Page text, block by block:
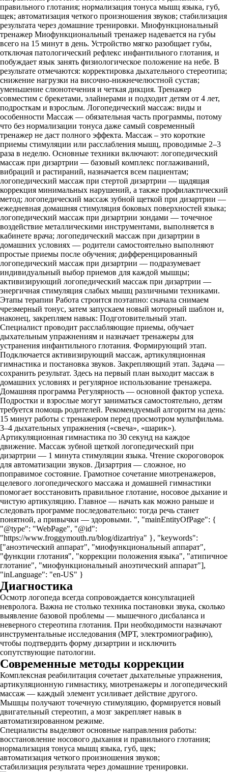
правильного глотания; нормализация тонуса мышц языка, губ,
щек; автоматизация четкого произношения звуков; стабилизация
результата через домашние тренировки. Миофункциональный
тренажер Миофункциональный тренажер надевается на губы
всего на 15 минут в день. Устройство мягко разобщает губы,
отключая патологический рефлекс инфантильного глотания, и
побуждает язык занять физиологическое положение на небе. В
результате отмечаются: корректировка дыхательного стереотипа;
снижение нагрузки на височно‐нижнечелюстной сустав;
уменьшение слюнотечения и четкая дикция. Тренажер
совместим с брекетами, элайнерами и подходит детям от 4 лет,
подросткам и взрослым. Логопедический массаж: виды и
особенности Массаж — обязательная часть программы, потому
что без нормализации тонуса даже самый современный
тренажер не даст полного эффекта. Массаж – это короткие
приемы стимуляции или расслабления мышц, проводимые 2–3
раза в неделю. Основные техники включают: логопедический
массаж при дизартрии — базовый комплекс поглаживаний,
вибраций и растираний, назначается всем пациентам;
логопедический массаж при стертой дизартрии — щадящая
коррекция минимальных нарушений, а также профилактический
метод; логопедический массаж зубной щеткой при дизартрии —
ежедневная домашняя стимуляция боковых поверхностей языка;
логопедический массаж при дизартрии зондами — точечное
воздействие металлическими инструментами, выполняется в
кабинете врача; логопедический массаж при дизартрии в
домашних условиях — родители самостоятельно выполняют
простые приемы после обучения; дифференцированный
логопедический массаж при дизартрии — подразумевает
индивидуальный выбор приемов для каждой мышцы;
активизирующий логопедический массаж при дизартрии —
энергичная стимуляция слабых мышц различными техниками.
Этапы терапии Работа строится поэтапно: сначала снимаем
чрезмерный тонус, затем запускаем новый моторный шаблон и,
наконец, закрепляем навык: Подготовительный этап.
Специалист проводит расслабляющие приемы, обучает
дыхательным упражнениям и назначает тренажеры для
устранения инфантильного глотания. Формирующий этап.
Подключается активизирующий массаж, артикуляционная
гимнастика и постановка звуков. Закрепляющий этап. Задача —
сохранить результат. Здесь на первый план выходит массаж в
домашних условиях и регулярное использование тренажера.
Домашняя программа Регулярность — основной фактор успеха.
Подростки и взрослые могут заниматься самостоятельно, детям
требуется помощь родителей. Рекомендуемый алгоритм на день:
15 минут работы с тренажером перед просмотром мультфильма.
3–4 дыхательных упражнения («свеча», «шарик»).
Артикуляционная гимнастика по 30 секунд на каждое
движение. Массаж зубной щеткой логопедический при
дизартрии — 1 минута стимуляции языка. Чтение скороговорок
для автоматизации звуков. Дизартрия — сложное, но
поправимое состояние. Грамотное сочетание миотренажеров,
целевого логопедического массажа и домашней гимнастики
помогает восстановить правильное глотание, носовое дыхание и
чистую артикуляцию. Главное — начать как можно раньше и
следовать программе последовательно: тогда речь станет
понятной, а привычки — здоровыми. ", "mainEntityOfPage": {
"@type": "WebPage", "@id":
"https://www.froggymouth.ru/blog/dizartriya" }, "keywords":
["аноэтический аппарат", "миофункциональный аппарат",
"функции глотания", "коррекции положения языка", "атипичное
глотание", "миофункциональный аноэтический аппарат"],
"inLanguage": "en-US" }
Диагностика
Осмотр логопеда всегда сопровождается консультацией
невролога. Важна не столько техника постановки звука, сколько
выявление базовой проблемы — мышечного дисбаланса и
неверного стереотипа глотания. При необходимости назначают
инструментальные исследования (МРТ, электромиографию),
чтобы подтвердить форму дизартрии и исключить
сопутствующие патологии.
Современные методы коррекции
Комплексная реабилитация сочетает дыхательные упражнения,
артикуляционную гимнастику, миотренажеры и логопедический
массаж — каждый элемент усиливает действие другого.
Мышцы получают точечную стимуляцию, формируется новый
двигательный стереотип, а мозг закрепляет навык в
автоматизированном режиме.
Специалисты выделяют основные направления работы:
восстановление носового дыхания и правильного глотания;
нормализация тонуса мышц языка, губ, щек;
автоматизация четкого произношения звуков;
стабилизация результата через домашние тренировки.